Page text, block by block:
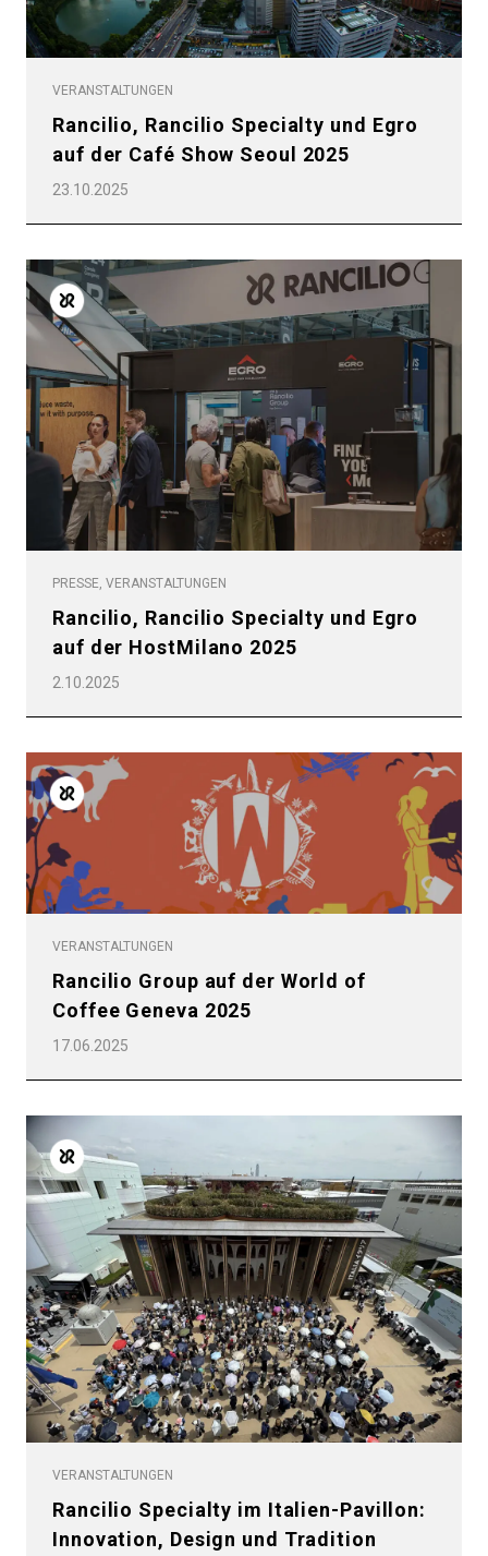
VERANSTALTUNGEN
Rancilio, Rancilio Specialty und Egro
auf der Café Show Seoul 2025
23.10.2025
PRESSE, VERANSTALTUNGEN
Rancilio, Rancilio Specialty und Egro
auf der HostMilano 2025
2.10.2025
VERANSTALTUNGEN
Rancilio Group auf der World of
Coffee Geneva 2025
17.06.2025
VERANSTALTUNGEN
Rancilio Specialty im Italien-Pavillon:
Innovation, Design und Tradition